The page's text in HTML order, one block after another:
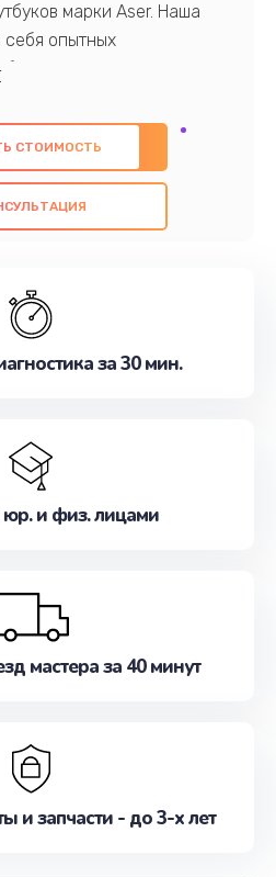
марки Aser. Наша
себя опытных
знаниями и
и качественный ремонт с
компонентов, а
всех
Наша цель - предоставить
Не медлите записаться на
СТОИМОСТЬ
за 30 мин.
юр. и физ. лицами
мастера за 40 минут
и запчасти - до 3-х лет